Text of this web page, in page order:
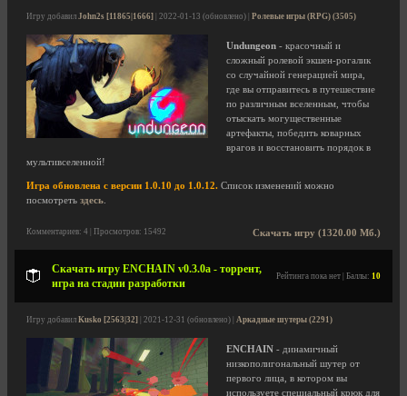
Игру добавил John2s [11865|1666] | 2022-01-13 (обновлено) | Ролевые игры (RPG) (3505)
Undungeon - красочный и
сложный ролевой экшен-рогалик
со случайной генерацией мира,
где вы отправитесь в путешествие
по различным вселенным, чтобы
отыскать могущественные
артефакты, победить коварных
врагов и восстановить порядок в
мультивселенной!
Игра обновлена с версии 1.0.10 до 1.0.12. Список изменений можно
посмотреть здесь
Скачать игру (1320.00 Мб.)
Комментариев: 4 | Просмотров: 15492
Скачать игру ENCHAIN v0.3.0a - торрент,
игра на стадии разработки
Рейтинга пока нет | Баллы: 10
Игру добавил Kusko [2563|32] | 2021-12-31 (обновлено) | Аркадные шутеры (2291)
ENCHAIN - динамичный
низкополигональный шутер от
первого лица, в котором вы
используете специальный крюк для